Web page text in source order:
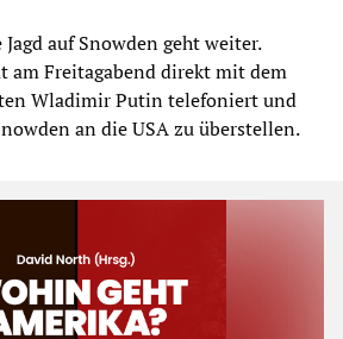
auf Snowden geht weiter.
am Freitagabend direkt mit dem
Wladimir Putin telefoniert und
an die USA zu überstellen.